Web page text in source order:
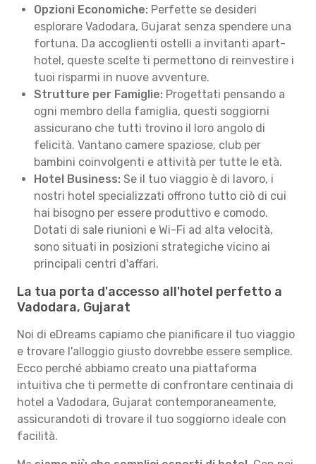
Opzioni Economiche: Perfette se desideri
esplorare Vadodara, Gujarat senza spendere una
fortuna. Da accoglienti ostelli a invitanti apart-
hotel, queste scelte ti permettono di reinvestire i
tuoi risparmi in nuove avventure.
Strutture per Famiglie: Progettati pensando a
ogni membro della famiglia, questi soggiorni
assicurano che tutti trovino il loro angolo di
felicità. Vantano camere spaziose, club per
bambini coinvolgenti e attività per tutte le età.
Hotel Business: Se il tuo viaggio è di lavoro, i
nostri hotel specializzati offrono tutto ciò di cui
hai bisogno per essere produttivo e comodo.
Dotati di sale riunioni e Wi-Fi ad alta velocità,
sono situati in posizioni strategiche vicino ai
principali centri d'affari.
La tua porta d'accesso all'hotel perfetto a
Vadodara, Gujarat
Noi di eDreams capiamo che pianificare il tuo viaggio
e trovare l'alloggio giusto dovrebbe essere semplice.
Ecco perché abbiamo creato una piattaforma
intuitiva che ti permette di confrontare centinaia di
hotel a Vadodara, Gujarat contemporaneamente,
assicurandoti di trovare il tuo soggiorno ideale con
facilità.